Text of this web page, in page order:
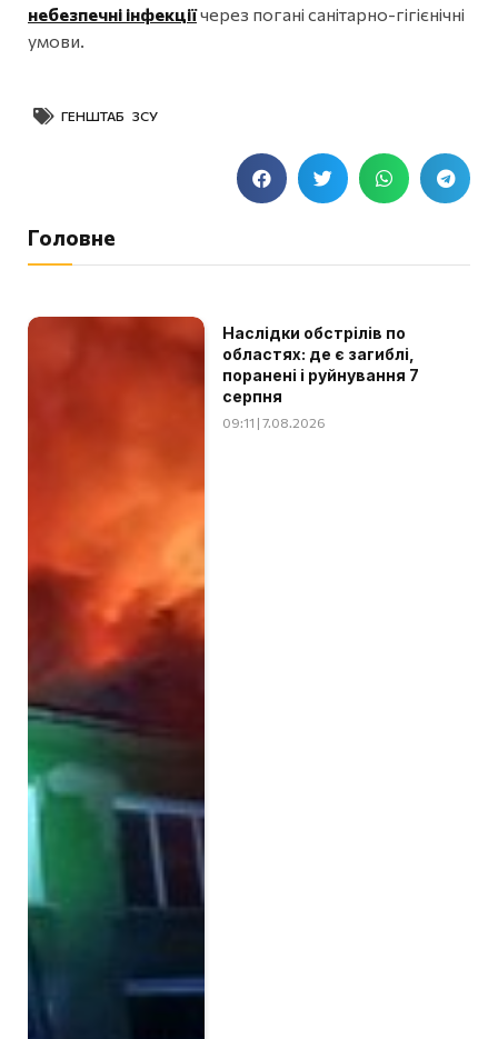
небезпечні інфекціїчерез погані санітарно-гігієнічні
умови.
ГЕНШТАБ ЗСУ
Головне
Наслідки обстрілів по
областях: де є загиблі,
поранені і руйнування 7
серпня
09:11 | 7.08.2026